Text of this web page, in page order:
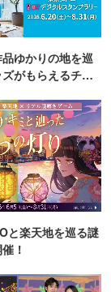
ゆかりの地を巡
がもらえるチャ
と楽天地を巡る謎
！